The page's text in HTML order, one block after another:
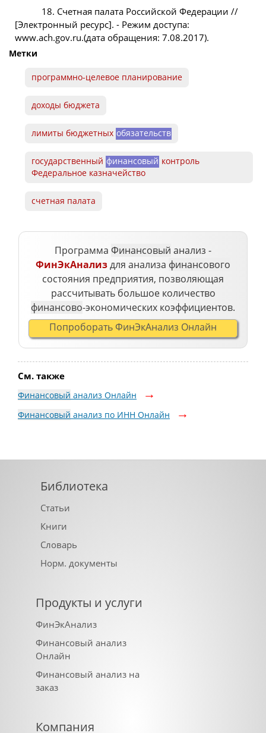
18. Счетная палата Российской Федерации //
[Электронный ресурс]. - Режим доступа:
www.ach.gov.ru.(дата обращения: 7.08.2017).
Метки
программно-целевое планирование
доходы бюджета
лимиты бюджетных обязательств
государственный финансовый контроль
Федеральное казначейство
счетная палата
Программа Финансовый анализ -
ФинЭкАнализдля анализа финансового
состояния предприятия, позволяющая
рассчитывать большое количество
финансово-экономических коэффициентов.
Попроборать ФинЭкАнализ Онлайн
См. также
Финансовый анализ Онлайн
Финансовый анализ по ИНН Онлайн
Библиотека
Статьи
Книги
Словарь
Норм. документы
Продукты и услуги
ФинЭкАнализ
Финансовый анализ
Онлайн
Финансовый анализ на
заказ
Компания